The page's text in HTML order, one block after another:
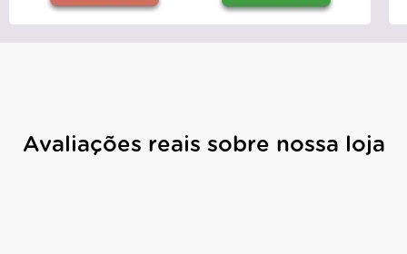
Avaliações reais sobre nossa loja